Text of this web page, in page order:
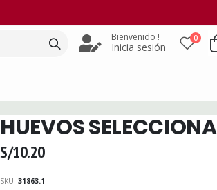
Bienvenido !
Inicia sesión
0
HUEVOS
S/10.20
SKU: 31863.1